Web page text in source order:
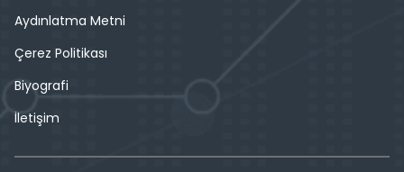
Aydınlatma Metni
Çerez Politikası
Biyografi
İletişim